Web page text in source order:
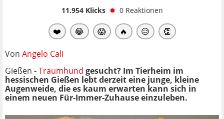
11.954Klicks 0 Reaktionen
❤️ 😂 😱 🔥 😥 👏
Von Angelo Cali
Gießen -Traumhund gesucht? Im Tierheim im
hessischen Gießen lebt derzeit eine junge, kleine
Augenweide, die es kaum erwarten kann sich in
einem neuen Für-Immer-Zuhause einzuleben.